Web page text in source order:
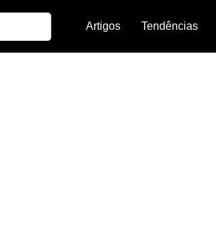
Artigos Tendências